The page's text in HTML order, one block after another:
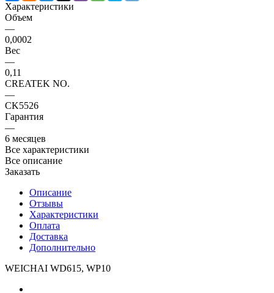
Характеристики
Объем
—
0,0002
Вес
—
0,11
CREATEK NO.
—
CK5526
Гарантия
—
6 месяцев
Все характеристики
Все описание
Заказать
Описание
Отзывы
Характеристики
Оплата
Доставка
Дополнительно
WEICHAI WD615, WP10